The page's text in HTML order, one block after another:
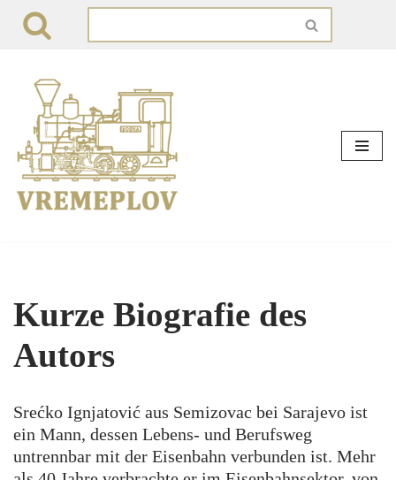
springen
Kurze Biografie des
Autors
Srećko Ignjatović aus Semizovac bei Sarajevo ist
ein Mann, dessen Lebens- und Berufsweg
untrennbar mit der Eisenbahn verbunden ist. Mehr